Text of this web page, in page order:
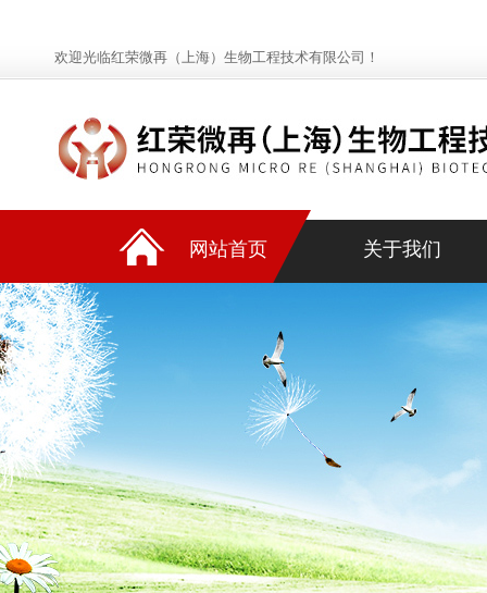
欢迎光临红荣微再（上海）生物工程技术有限公司！
网站首页 关于我们